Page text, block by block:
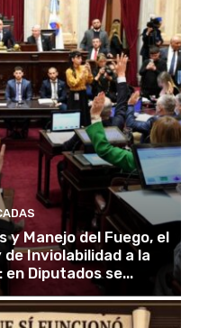
Manejo del Fuego, el
Inviolabilidad a la
Diputados se...